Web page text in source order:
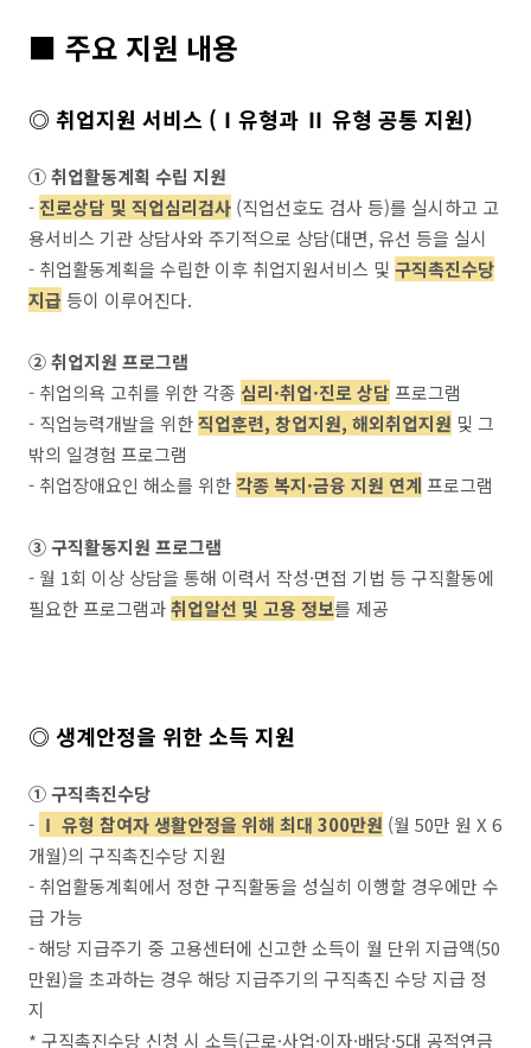
■ 주요 지원 내용
◎ 취업지원 서비스 (Ⅰ유형과 Ⅱ 유형 공통 지원)
① 취업활동계획 수립 지원
- 진로상담 및 직업심리검사 (직업선호도 검사 등)를 실시하고 고
용서비스 기관 상담사와 주기적으로 상담(대면, 유선 등을 실시
- 취업활동계획을 수립한 이후 취업지원서비스 및 구직촉진수당
지급 등이 이루어진다.
② 취업지원 프로그램
- 취업의욕 고취를 위한 각종 심리·취업·진로 상담 프로그램
- 직업능력개발을 위한직업훈련, 창업지원, 해외취업지원 및 그
밖의 일경험 프로그램
- 취업장애요인 해소를 위한 각종 복지·금융 지원 연계 프로그램
③ 구직활동지원 프로그램
- 월 1회 이상 상담을 통해 이력서 작성·면접 기법 등 구직활동에
필요한 프로그램과취업알선 및 고용 정보를 제공
◎ 생계안정을 위한 소득 지원
① 구직촉진수당
- Ⅰ 유형 참여자 생활안정을 위해 최대 300만원 (월 50만 원 X 6
개월)의 구직촉진수당 지원
- 취업활동계획에서 정한 구직활동을 성실히 이행할 경우에만 수
급 가능
- 해당 지급주기 중 고용센터에 신고한 소득이 월 단위 지급액(50
만원)을 초과하는 경우 해당 지급주기의 구직촉진 수당 지급 정
지
* 구직촉진수당 신청 시 소득(근로·사업·이자·배당·5대 공적연금